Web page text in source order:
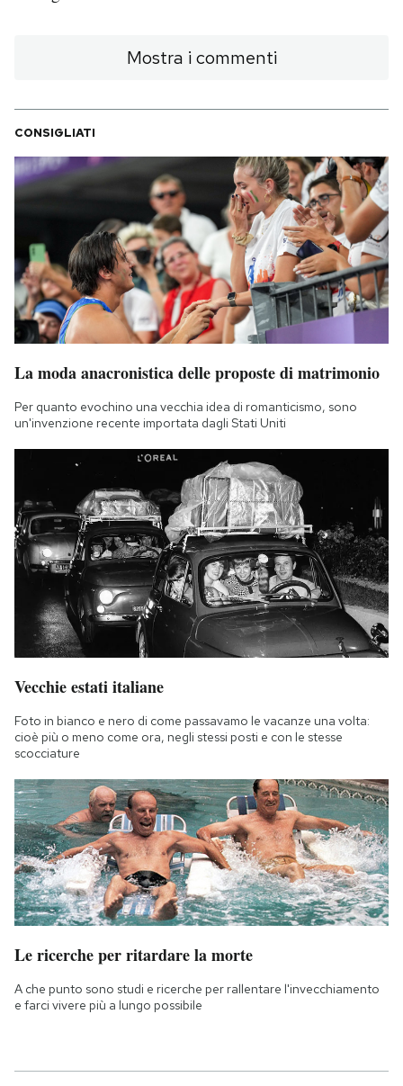
Mostra i commenti
CONSIGLIATI
La moda anacronistica delle proposte di matrimonio
Per quanto evochino una vecchia idea di romanticismo, sono
un'invenzione recente importata dagli Stati Uniti
Vecchie estati italiane
Foto in bianco e nero di come passavamo le vacanze una volta:
cioè più o meno come ora, negli stessi posti e con le stesse
scocciature
Le ricerche per ritardare la morte
A che punto sono studi e ricerche per rallentare l'invecchiamento
e farci vivere più a lungo possibile